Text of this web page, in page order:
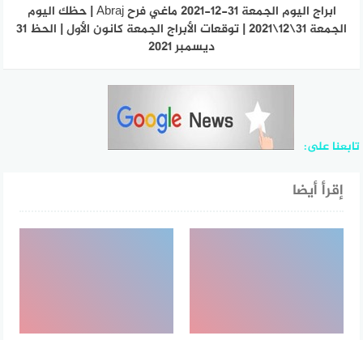
ابراج اليوم الجمعة 31-12-2021 ماغي فرح Abraj | حظك اليوم
الجمعة 31\12\2021 | توقعات الأبراج الجمعة كانون الأول | الحظ 31
ديسمبر 2021
تابعنا على:
إقرأ أيضا